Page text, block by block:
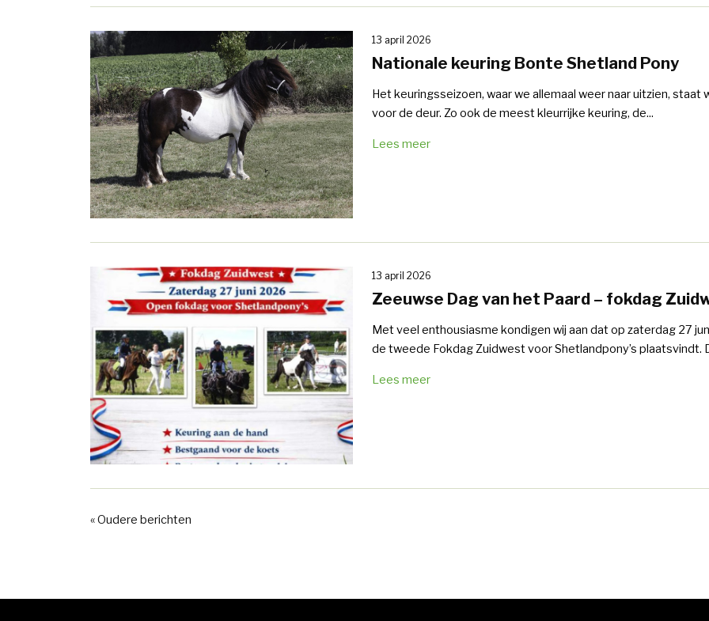
13 april 2026
Nationale keuring Bonte Shetland Pony
Het keuringsseizoen, waar we allemaal weer naar uitzien, staat
voor de deur. Zo ook de meest kleurrijke keuring, de...
Lees meer
13 april 2026
Zeeuwse Dag van het Paard – fokdag
Met veel enthousiasme kondigen wij aan dat op zaterdag 27
de tweede Fokdag Zuidwest voor Shetlandpony’s plaatsvindt.
Lees meer
« Oudere berichten